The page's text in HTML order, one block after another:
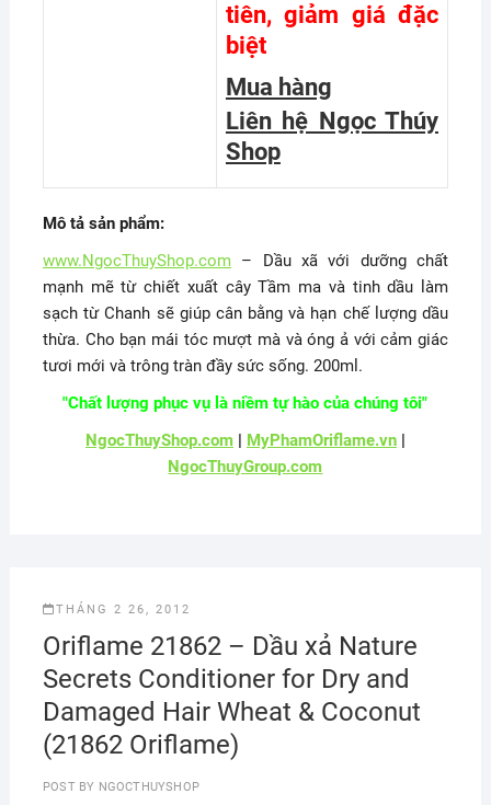
tiên, giảm giá đặc
biệt
Mua hàng
Liên hệ Ngọc Thúy
Shop
Mô tả sản phẩm:
www.NgocThuyShop.com– Dầu xã với dưỡng chất
mạnh mẽ từ chiết xuất cây Tầm ma và tinh dầu làm
sạch từ Chanh sẽ giúp cân bằng và hạn chế lượng dầu
thừa. Cho bạn mái tóc mượt mà và óng ả với cảm giác
tươi mới và trông tràn đầy sức sống. 200ml.
"Chất lượng phục vụ là niềm tự hào của chúng tôi"
NgocThuyShop.com| MyPhamOriflame.vn|
NgocThuyGroup.com
THÁNG 2 26, 2012
Oriflame 21862 – Dầu xả Nature
Secrets Conditioner for Dry and
Damaged Hair Wheat & Coconut
(21862 Oriflame)
POST BY NGOCTHUYSHOP